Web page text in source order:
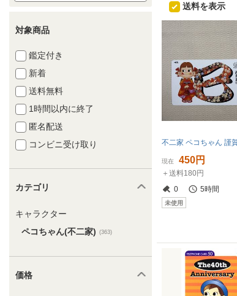
対象商品
鑑定付き
新着
送料無料
1時間以内に終了
匿名配送
コンビニ受け取り
カテゴリ
キャラクター
ペコちゃん(不二家) (363)
価格
送料を表示
現在 450円
＋送料180円
0
5時間
未使用